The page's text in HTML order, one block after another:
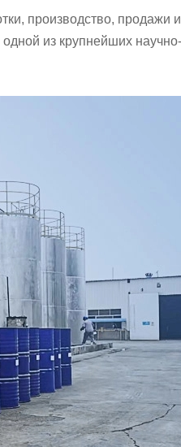
производство, продажи
из крупнейших